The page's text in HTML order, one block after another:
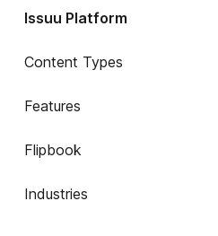
Issuu Platform
Content Types
Features
Flipbook
Industries